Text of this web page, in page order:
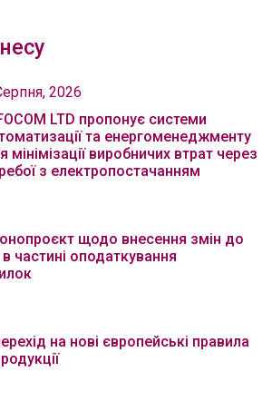
2026
LTD пропонує системи
та енергоменеджменту
мінімізації виробничих втрат через
з електропостачанням
щодо внесення змін до
частині оподаткування
на нові європейські правила